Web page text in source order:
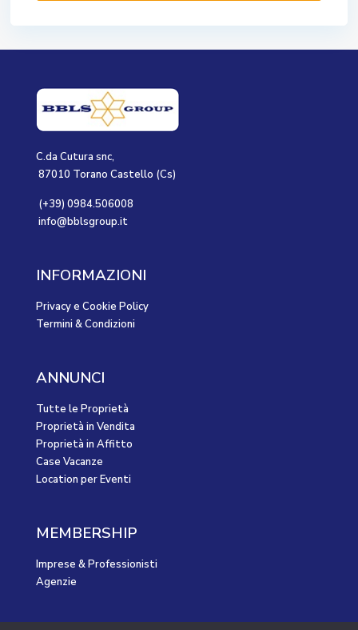
C.da Cutura snc,
87010 Torano Castello (Cs)
(+39) 0984.506008
info@bblsgroup.it
INFORMAZIONI
Privacy e Cookie Policy
Termini & Condizioni
ANNUNCI
Tutte le Proprietà
Proprietà in Vendita
Proprietà in Affitto
Case Vacanze
Location per Eventi
MEMBERSHIP
Imprese & Professionisti
Agenzie